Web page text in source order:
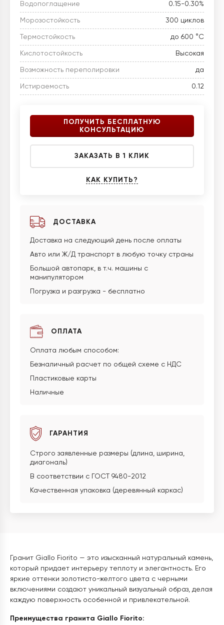
Водопоглащение 0.15-0.30%
Морозостойкость 300 циклов
Термостойкость до 600 °C
Кислотостойкость Высокая
Возможность переполировки да
Истираемость 0.12
ПОЛУЧИТЬ БЕСПЛАТНУЮ
КОНСУЛЬТАЦИЮ
ЗАКАЗАТЬ В 1 КЛИК
КАК КУПИТЬ?
ДОСТАВКА
Доставка на следующий день после оплаты
Авто или Ж/Д транспорт в любую точку страны
Большой автопарк, в т.ч. машины с
манипулятором
Погрузка и разгрузка - бесплатно
ОПЛАТА
Оплата любым способом:
Безналичный расчет по общей схеме с НДС
Пластиковые карты
Наличные
ГАРАНТИЯ
Строго заявленные размеры (длина, ширина,
диагональ)
В соответствии с ГОСТ 9480-2012
Качественная упаковка (деревянный каркас)
Гранит Giallo Fiorito — это изысканный натуральный камень,
который придает интерьеру теплоту и элегантность. Его
яркие оттенки золотисто-желтого цвета с черными
включениями создают уникальный визуальный образ, делая
каждую поверхность особенной и привлекательной.
Преимущества гранита Giallo Fiorito: